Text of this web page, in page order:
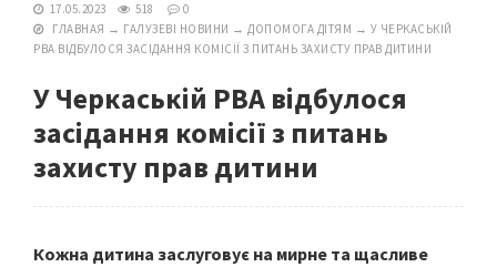
17.05.2023 518
0
ГЛАВНАЯ → ГАЛУЗЕВІ НОВИНИ → ДОПОМОГА ДІТЯМ → У ЧЕРКАСЬКІЙ
РВА ВІДБУЛОСЯ ЗАСІДАННЯ КОМІСІЇ З ПИТАНЬ ЗАХИСТУ ПРАВ ДИТИНИ
У Черкаській РВА відбулося
засідання комісії з питань
захисту прав дитини
Кожна дитина заслуговує на мирне та щасливе